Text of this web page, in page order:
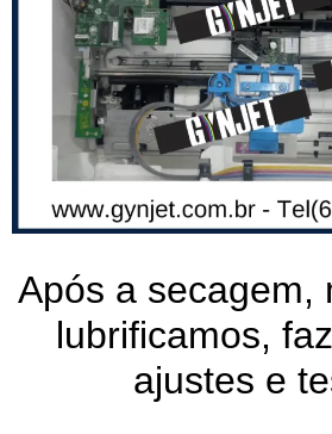
Após a secagem,
lubrificamos,
ajustes e